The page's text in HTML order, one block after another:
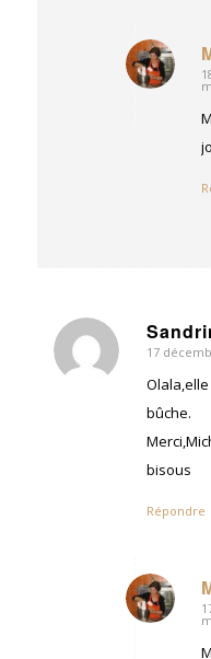
dit
:
17
bûche.
bisous
Répondre